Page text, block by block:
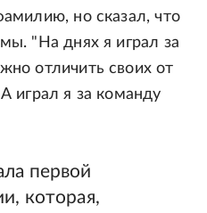
но сказал, что
"На днях я играл за
отличить своих от
играл я за команду
первой
которая,